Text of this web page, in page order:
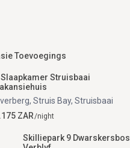
Toevoegings
Struisbaai
Struis Bay, Struisbaai
ZAR/night
Skilliepark 9 Dwarskersbos